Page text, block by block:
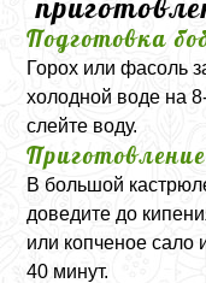
Подготовка
Горох или фасоль
холодной воде на
слейте воду.
В большой
доведите до
или копченое сало
40 минут.